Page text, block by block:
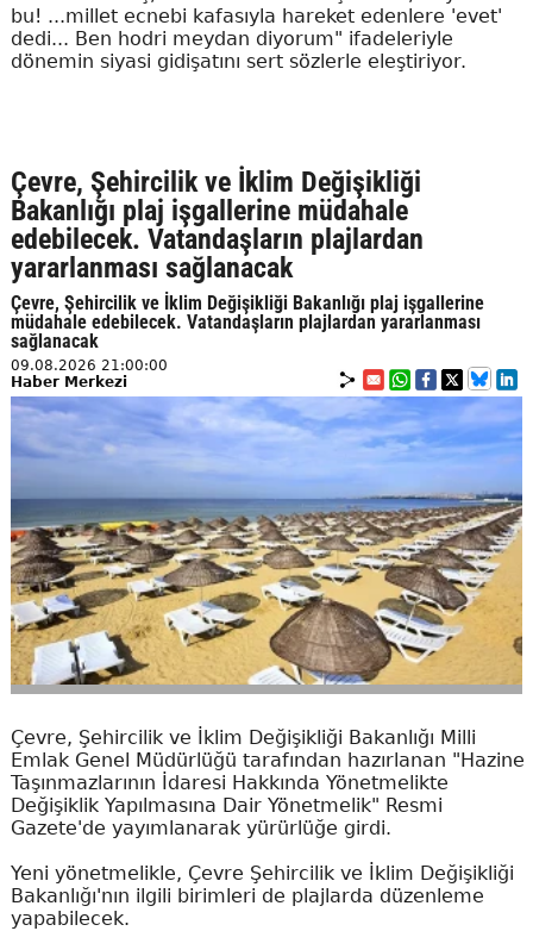
bu! ...millet ecnebi kafasıyla hareket edenlere 'evet'
dedi... Ben hodri meydan diyorum" ifadeleriyle
dönemin siyasi gidişatını sert sözlerle eleştiriyor.
Çevre, Şehircilik ve İklim Değişikliği
Bakanlığı plaj işgallerine müdahale
edebilecek. Vatandaşların plajlardan
yararlanması sağlanacak
Çevre, Şehircilik ve İklim Değişikliği Bakanlığı plaj işgallerine
müdahale edebilecek. Vatandaşların plajlardan yararlanması
sağlanacak
09.08.2026 21:00:00
Haber Merkezi
Çevre, Şehircilik ve İklim Değişikliği Bakanlığı Milli
Emlak Genel Müdürlüğü tarafından hazırlanan "Hazine
Taşınmazlarının İdaresi Hakkında Yönetmelikte
Değişiklik Yapılmasına Dair Yönetmelik" Resmi
Gazete'de yayımlanarak yürürlüğe girdi.
Yeni yönetmelikle, Çevre Şehircilik ve İklim Değişikliği
Bakanlığı'nın ilgili birimleri de plajlarda düzenleme
yapabilecek.